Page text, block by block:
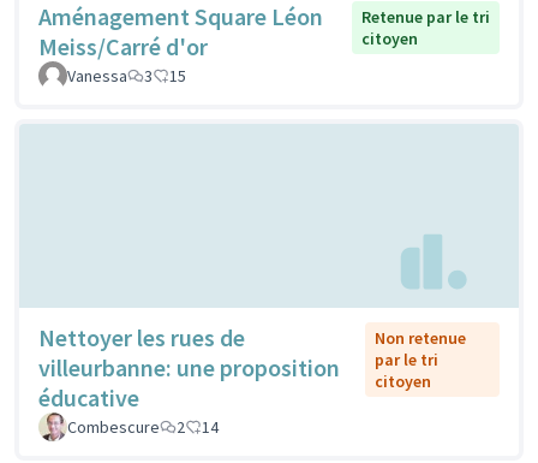
Aménagement Square Léon
Meiss/Carré d'or
Retenue par le tri
citoyen
Vanessa
3 15
Nettoyer les rues de
villeurbanne: une proposition
éducative
Non retenue
par le tri
citoyen
Combescure 2 14